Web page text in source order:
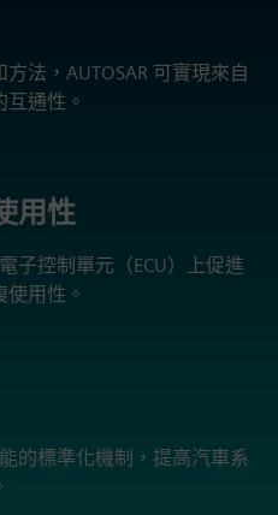
法，AUTOSAR 可實現來自
通性。
用性
子控制單元（ECU）上促進
用性。
的標準化機制，提高汽車系